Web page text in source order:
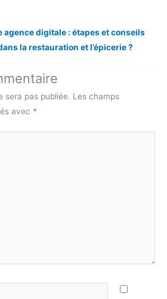
agence digitale : étapes et conseils
la restauration et l’épicerie ?
sera pas publiée. Les champs
avec *